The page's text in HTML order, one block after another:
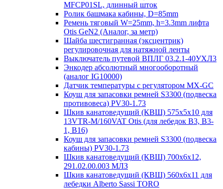
MFCP01SL, длинный шток
Ролик башмака кабины, D=85mm
Ремень тяговый W=25mm, h=3.3mm лифта
Otis GeN2 (Аналог, за метр)
Шайба шестигранная (эксцентрик)
регулировочная для натяжной ленты
Выключатель путевой ВПЛГ 03.2.1-40УХЛ3
Энкодер абсолютный многооборотный
(аналог IG10000)
Датчик температуры с регулятором MX-GC
Коуш для запасовки ремней S3300 (подвеска
противовеса) PV30-1.73
Шкив канатоведущий (КВШ) 575х5х10 для
13VTR-M/160VAT Otis (для лебедок B3, B3-
1, B16)
Коуш для запасовки ремней S3300 (подвеска
кабины) PV30-1.73
Шкив канатоведущий (КВШ) 700х6х12,
291.02.00.003 МЛЗ
Шкив канатоведущий (КВШ) 560х6х11 для
лебедки Alberto Sassi TORO